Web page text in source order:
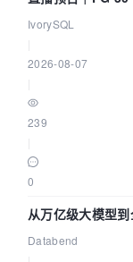
核——我们改得动
IvorySQL
2026-08-07
239
0
从万亿级大模型
企业构建全链路
Databend